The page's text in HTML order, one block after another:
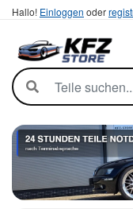
Hallo! Einloggen oder